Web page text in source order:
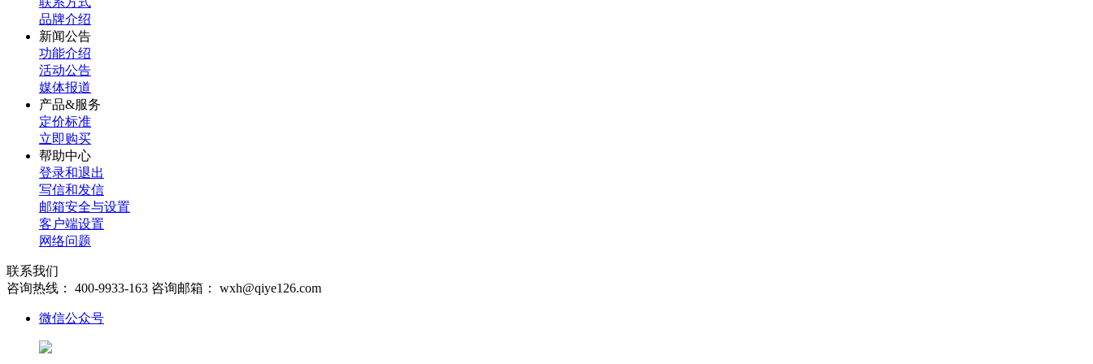
品牌介绍
新闻公告
功能介绍
活动公告
媒体报道
产品&服务
定价标准
立即购买
帮助中心
登录和退出
写信和发信
邮箱安全与设置
客户端设置
网络问题
联系我们
咨询热线： 400-9933-163 咨询邮箱： wxh@qiye126.com
微信公众号